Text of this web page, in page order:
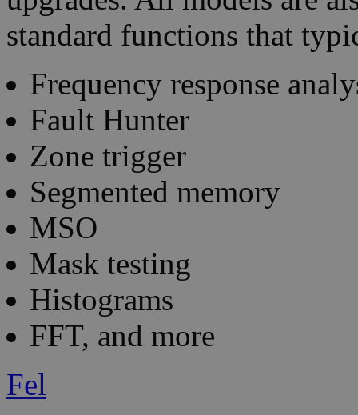
standard functions that
Frequency response
Fault Hunter
Zone trigger
Segmented memory
MSO
Mask testing
Histograms
FFT, and more
Fel